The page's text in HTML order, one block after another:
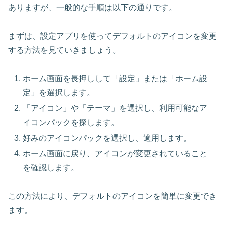
ありますが、一般的な手順は以下の通りです。
まずは、設定アプリを使ってデフォルトのアイコンを変更
する方法を見ていきましょう。
ホーム画面を長押しして「設定」または「ホーム設
定」を選択します。
「アイコン」や「テーマ」を選択し、利用可能なア
イコンパックを探します。
好みのアイコンパックを選択し、適用します。
ホーム画面に戻り、アイコンが変更されていること
を確認します。
この方法により、デフォルトのアイコンを簡単に変更でき
ます。